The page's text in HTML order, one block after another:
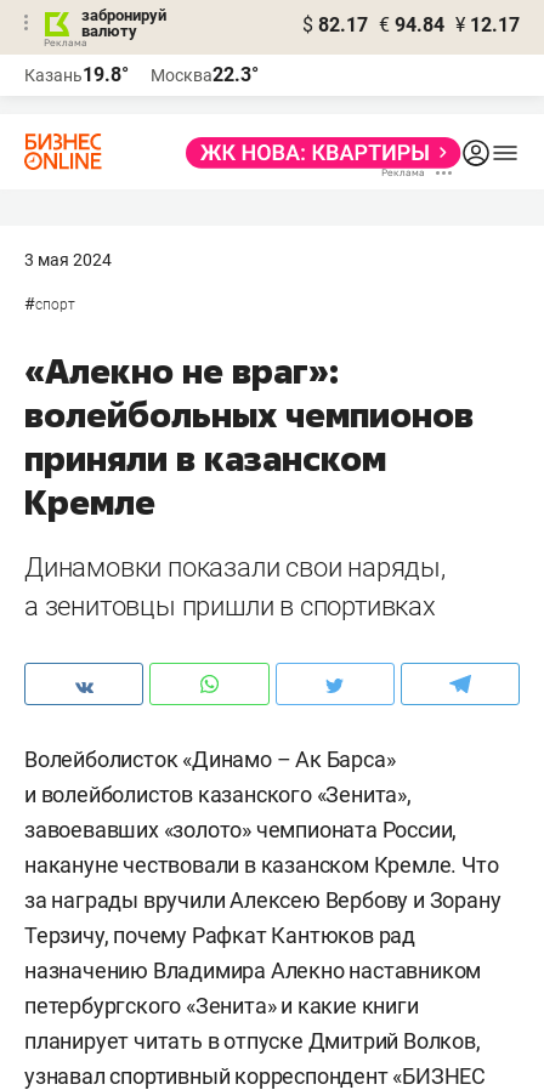
забронируй
валюту
$ 82.17 € 94.84 ¥ 12.17
Казань19.8° Москва22.3°
3 мая 2024
#спорт
«Алекно не враг»:
волейбольных чемпионов
приняли в казанском
Кремле
​​​​​​​Динамовки показали свои наряды,
а зенитовцы пришли в спортивках
Волейболисток «Динамо – Ак Барса»
и волейболистов казанского «Зенита»,
завоевавших «золото» чемпионата России,
накануне чествовали в казанском Кремле. Что
за награды вручили Алексею Вербову и Зорану
Терзичу, почему Рафкат Кантюков рад
назначению Владимира Алекно наставником
петербургского «Зенита» и какие книги
планирует читать в отпуске Дмитрий Волков,
узнавал спортивный корреспондент «БИЗНЕС